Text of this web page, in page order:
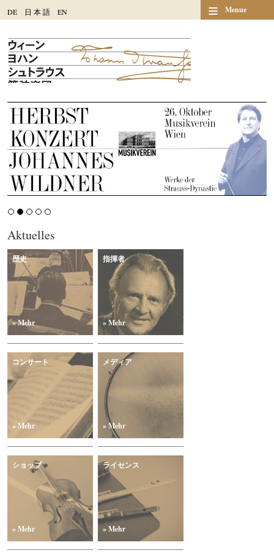
DE 日 本語 EN ≡ Menue
Aktuelles
歴史
» Mehr
指揮者
» Mehr
コンサート
» Mehr
メディア
» Mehr
ショップ
» Mehr
ライセンス
» Mehr